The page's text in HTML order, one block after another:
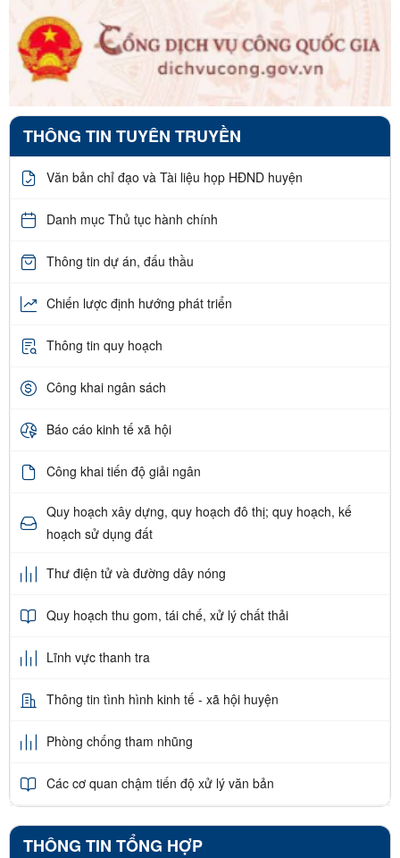
THÔNG TIN TUYÊN TRUYỀN
Văn bản chỉ đạo và Tài liệu họp HĐND huyện
Danh mục Thủ tục hành chính
Thông tin dự án, đấu thầu
Chiến lược định hướng phát triển
Thông tin quy hoạch
Công khai ngân sách
Báo cáo kinh tế xã hội
Công khai tiến độ giải ngân
Quy hoạch xây dựng, quy hoạch đô thị; quy hoạch, kế
hoạch sử dụng đất
Thư điện tử và đường dây nóng
Quy hoạch thu gom, tái chế, xử lý chất thải
Lĩnh vực thanh tra
Thông tin tình hình kinh tế - xã hội huyện
Phòng chống tham nhũng
Các cơ quan chậm tiến độ xử lý văn bản
THÔNG TIN TỔNG HỢP